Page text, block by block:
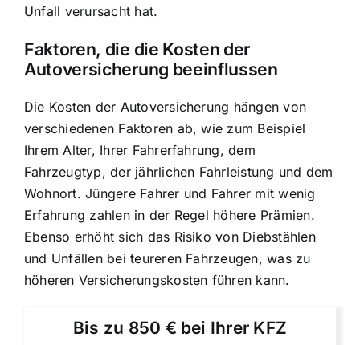
Unfall verursacht hat.
Faktoren, die die Kosten der
Autoversicherung beeinflussen
Die Kosten der Autoversicherung hängen von
verschiedenen Faktoren ab, wie zum Beispiel
Ihrem Alter, Ihrer Fahrerfahrung, dem
Fahrzeugtyp, der jährlichen Fahrleistung und dem
Wohnort. Jüngere Fahrer und Fahrer mit wenig
Erfahrung zahlen in der Regel höhere Prämien.
Ebenso erhöht sich das Risiko von Diebstählen
und Unfällen bei teureren Fahrzeugen, was zu
höheren Versicherungskosten führen kann.
Bis zu 850 € bei Ihrer KFZ